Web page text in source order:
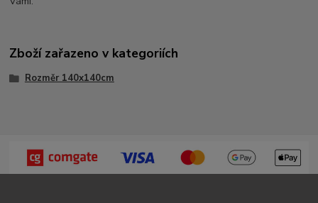
Zboží zařazeno v kategoriích
Rozměr 140x140cm